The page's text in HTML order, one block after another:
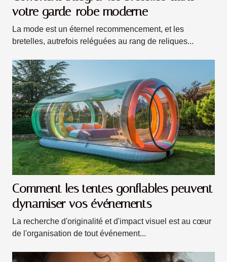
votre garde-robe moderne
La mode est un éternel recommencement, et les
bretelles, autrefois reléguées au rang de reliques...
Comment les tentes gonflables peuvent
dynamiser vos événements
La recherche d'originalité et d'impact visuel est au cœur
de l'organisation de tout événement...